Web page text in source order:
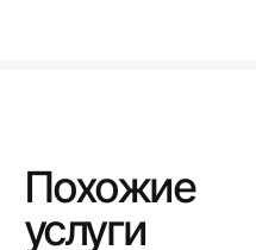
Похожие
услуги